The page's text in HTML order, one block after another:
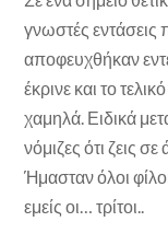
γνωστές εντάσεις
αποφευχθήκαν
έκρινε και το
χαμηλά. Ειδικά
νόμιζες ότι ζεις
Ήμασταν όλοι
εμείς οι… τρίτοι..